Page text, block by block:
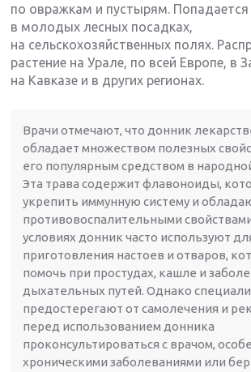
по овражкам и пустырям. Попадается
в молодых лесных посадках,
на сельскохозяйственных полях.
растение на Урале, по всей Европе, в
на Кавказе и в других регионах.
Врачи отмечают, что донник
обладает множеством полезных
его популярным средством в
Эта трава содержит флавоноиды,
укрепить иммунную систему и
противовоспалительными
условиях донник часто используют
приготовления настоев и отваров,
помочь при простудах, кашле и
дыхательных путей. Однако
предостерегают от самолечения и
перед использованием донника
проконсультироваться с врачом,
хроническими заболеваниями или